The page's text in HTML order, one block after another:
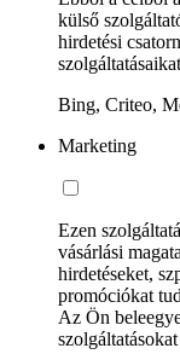
külső
hirdetési
Bing, Criteo,
Marketing
Ezen
vásárlási
hirdetéseket,
promóciókat
Az Ön